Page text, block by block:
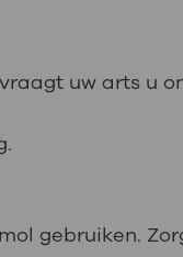
uw arts u
gebruiken.